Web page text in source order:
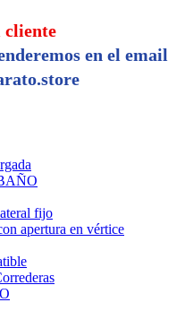
cliente
en el email
fijo
apertura en vértice